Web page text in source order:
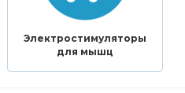
Электростимуляторы
для мышц